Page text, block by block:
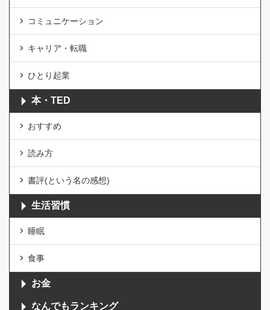
コミュニケーション
キャリア・転職
ひとり起業
本・TED
おすすめ
読み方
書評(という名の感想)
生活習慣
睡眠
食事
お金
なんでもランキング